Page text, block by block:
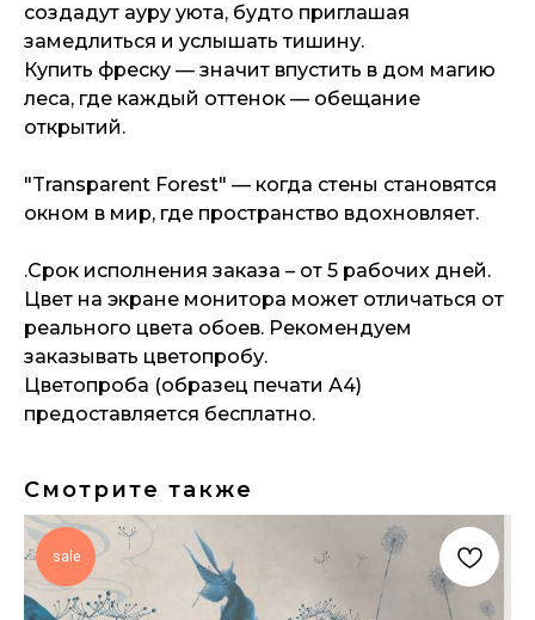
создадут ауру уюта, будто приглашая
замедлиться и услышать тишину.
Купить фреску — значит впустить в дом магию
леса, где каждый оттенок — обещание
открытий.
"Transparent Forest" — когда стены становятся
окном в мир, где пространство вдохновляет.
.Срок исполнения заказа – от 5 рабочих дней.
Цвет на экране монитора может отличаться от
реального цвета обоев. Рекомендуем
заказывать цветопробу.
Цветопроба (образец печати А4)
предоставляется бесплатно.
Смотрите также
sale